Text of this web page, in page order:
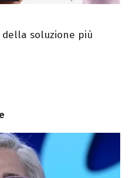
soluzione più